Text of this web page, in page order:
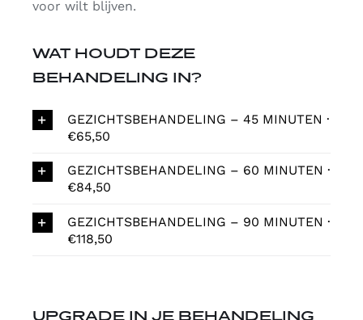
voor wilt blijven.
WAT HOUDT DEZE
BEHANDELING IN?
GEZICHTSBEHANDELING – 45 MINUTEN ·
€65,50
GEZICHTSBEHANDELING – 60 MINUTEN ·
€84,50
GEZICHTSBEHANDELING – 90 MINUTEN ·
€118,50
UPGRADE IN JE BEHANDELING